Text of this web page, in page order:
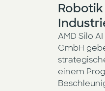
AMD Silo
GmbH
einem